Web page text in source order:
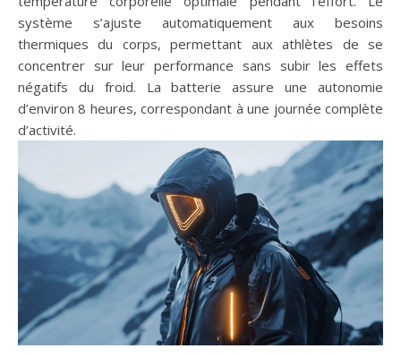
système s’ajuste automatiquement aux besoins
thermiques du corps, permettant aux athlètes de se
concentrer sur leur performance sans subir les effets
négatifs du froid. La batterie assure une autonomie
d’environ 8 heures, correspondant à une journée complète
d’activité.